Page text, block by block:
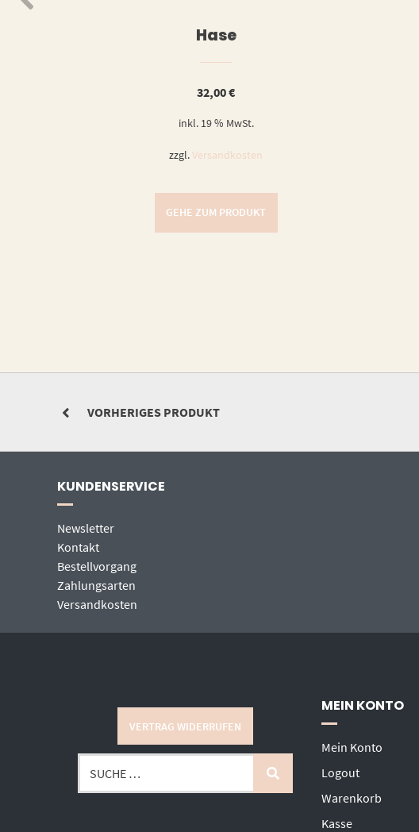
Hase
32,00€
inkl. 19 % MwSt.
zzgl.Versandkosten
GEHE ZUM PRODUKT
VORHERIGES PRODUKT
KUNDENSERVICE
Newsletter
Kontakt
Bestellvorgang
Zahlungsarten
Versandkosten
VERTRAG WIDERRUFEN
MEIN KONTO
Mein Konto
Logout
Warenkorb
Kasse